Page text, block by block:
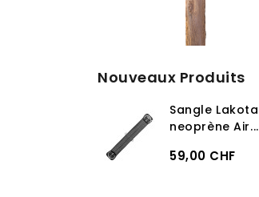
Nouveaux Produits
Sangle Lakota
neoprène Air...
59,00 CHF